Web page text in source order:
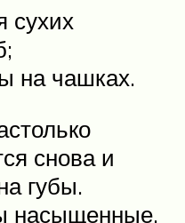
сухих
на чашках.
снова и
губы.
насыщенные,